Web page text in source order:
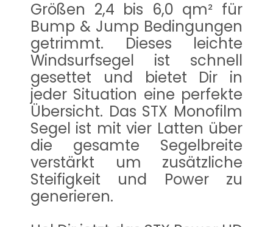
Größen 2,4 bis 6,0 qm² für
Bump & Jump Bedingungen
getrimmt. Dieses leichte
Windsurfsegel ist schnell
gesettet und bietet Dir in
jeder Situation eine perfekte
Übersicht. Das STX Monofilm
Segel ist mit vier Latten über
die gesamte Segelbreite
verstärkt um zusätzliche
Steifigkeit und Power zu
generieren.